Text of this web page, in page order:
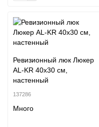
Ревизионный люк Люкер
AL-KR 40x30 см,
настенный
137286
Много